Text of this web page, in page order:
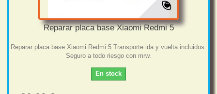
Reparar placa base Xiaomi Redmi 5
Reparar placa base Xiaomi Redmi 5 Transporte ida y vuelta incluidos.
Seguro a todo riesgo con mrw.
En stock